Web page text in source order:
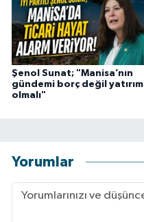
Şenol Sunat; "Manisa’nın
gündemi borç değil yatırım
olmalı"
Yorumlar